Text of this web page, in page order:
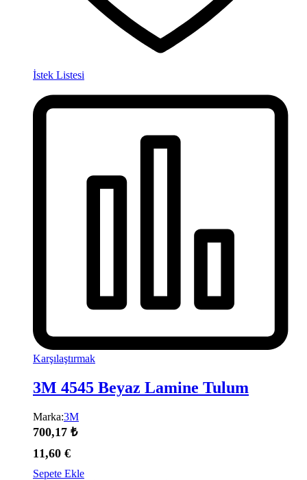
İstek Listesi
Karşılaştırmak
3M 4545 Beyaz Lamine Tulum
Marka:3M
700,17 ₺
11,60 €
Sepete Ekle